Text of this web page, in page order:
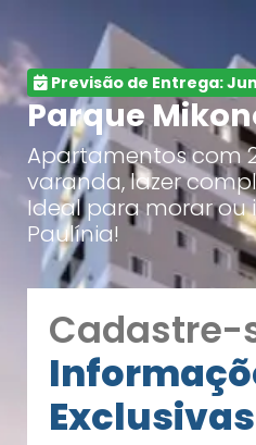
Previsão de Entrega:
Parque
Apartamentos com
varanda, lazer
Ideal para morar ou
Paulínia!
Cadastre-